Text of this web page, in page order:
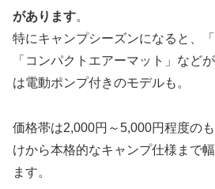
があります。
特にキャンプシーズンになると、
「コンパクトエアーマット」など
は電動ポンプ付きのモデルも。
価格帯は2,000円～5,000円程度の
けから本格的なキャンプ仕様まで
ます。